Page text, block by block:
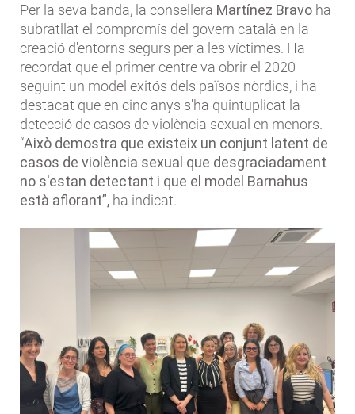
Per la seva banda, la consellera Martínez Bravo ha
subratllat el compromís del govern català en la
creació d'entorns segurs per a les víctimes. Ha
recordat que el primer centre va obrir el 2020
seguint un model exitós dels països nòrdics, i ha
destacat que en cinc anys s'ha quintuplicat la
detecció de casos de violència sexual en menors.
“Això demostra que existeix un conjunt latent de
casos de violència sexual que desgraciadament
no s'estan detectant i que el model Barnahus
està aflorant”, ha indicat.